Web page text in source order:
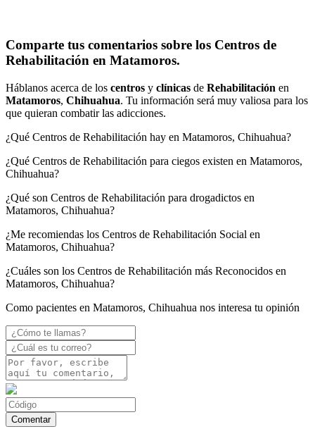
Comparte tus comentarios sobre los Centros de
Rehabilitación en Matamoros.
Háblanos acerca de los centros y clínicas de Rehabilitación en
Matamoros, Chihuahua. Tu información será muy valiosa para los
que quieran combatir las adicciones.
¿Qué Centros de Rehabilitación hay en Matamoros, Chihuahua?
¿Qué Centros de Rehabilitación para ciegos existen en Matamoros,
Chihuahua?
¿Qué son Centros de Rehabilitación para drogadictos en
Matamoros, Chihuahua?
¿Me recomiendas los Centros de Rehabilitación Social en
Matamoros, Chihuahua?
¿Cuáles son los Centros de Rehabilitación más Reconocidos en
Matamoros, Chihuahua?
Como pacientes en Matamoros, Chihuahua nos interesa tu opinión